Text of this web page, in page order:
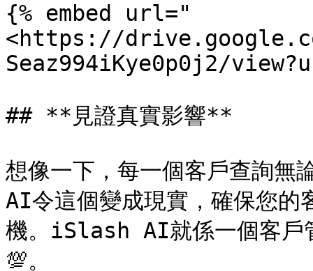
{% embed url="
<https://
Seaz994iKye0p0j2/
## **見證真實影響**
想像一下，每一個客戶查詢無
AI令這個變成現實，確保您的
機。iSlash AI就係一個客戶
💯。